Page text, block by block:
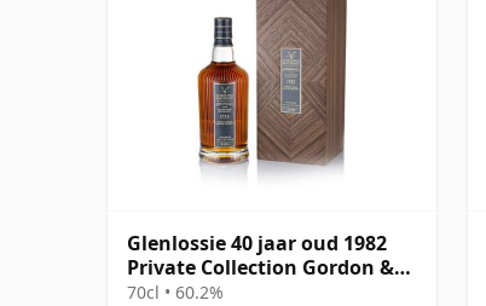
Glenlossie 40 jaar oud 1982
Private Collection Gordon &
MacPhail
70cl • 60.2%